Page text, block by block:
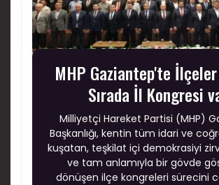
MHP Gaziantep'te
Sırada İl Kongresi
Milliyetçi Hareket Partisi (MHP)
Başkanlığı, kentin tüm idari ve
kuşatan, teşkilat içi demokrasiyi
ve tam anlamıyla bir gövde
dönüşen ilçe kongreleri sürecini